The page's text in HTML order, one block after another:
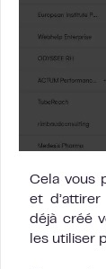
Cela vous
et
déjà créé
les utiliser